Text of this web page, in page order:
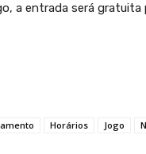
a entrada será
Horários Jogo